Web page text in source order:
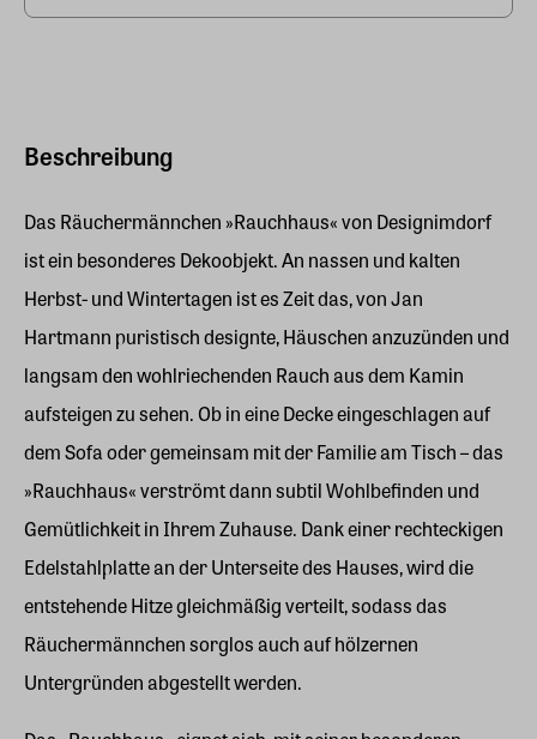
Beschreibung
Das Räuchermännchen »Rauchhaus« von Designimdorf
ist ein besonderes Dekoobjekt. An nassen und kalten
Herbst- und Wintertagen ist es Zeit das, von Jan
Hartmann puristisch designte, Häuschen anzuzünden und
langsam den wohlriechenden Rauch aus dem Kamin
aufsteigen zu sehen. Ob in eine Decke eingeschlagen auf
dem Sofa oder gemeinsam mit der Familie am Tisch – das
»Rauchhaus« verströmt dann subtil Wohlbefinden und
Gemütlichkeit in Ihrem Zuhause. Dank einer rechteckigen
Edelstahlplatte an der Unterseite des Hauses, wird die
entstehende Hitze gleichmäßig verteilt, sodass das
Räuchermännchen sorglos auch auf hölzernen
Untergründen abgestellt werden.